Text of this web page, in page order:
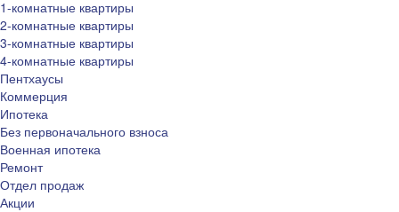
1-комнатные квартиры
2-комнатные квартиры
3-комнатные квартиры
4-комнатные квартиры
Пентхаусы
Коммерция
Ипотека
Без первоначального взноса
Военная ипотека
Ремонт
Отдел продаж
Акции